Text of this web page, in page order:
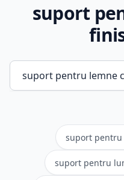
suport
suport
suport pentru